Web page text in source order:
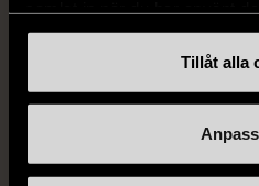
Tillåt alla
169 kr